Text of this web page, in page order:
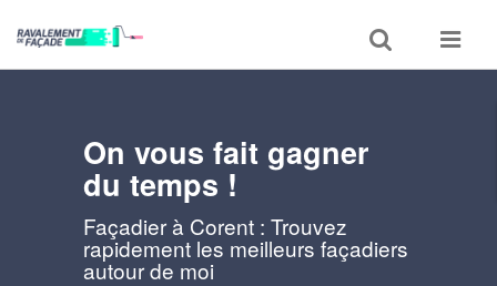
Toggle
search
Toggle
On vous fait gagner
du temps !
Façadier à Corent : Trouvez
rapidement les meilleurs façadiers
autour de moi